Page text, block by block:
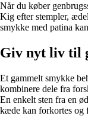
Når du køber
Kig efter stempler,
smykke med patina
Giv nyt liv til
Et gammelt smykke
kombinere dele fra
En enkelt sten fra en
kæde kan forkortes og